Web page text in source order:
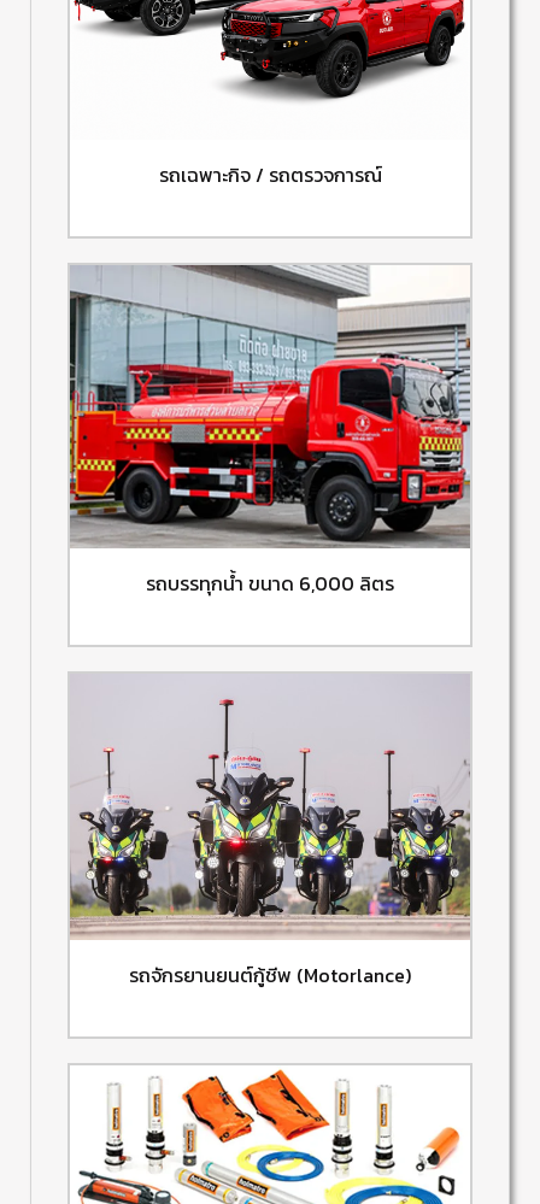
รถเฉพาะกิจ / รถตรวจการณ์
รถบรรทุกน้ำ ขนาด 6,000 ลิตร
รถจักรยานยนต์กู้ชีพ (Motorlance)